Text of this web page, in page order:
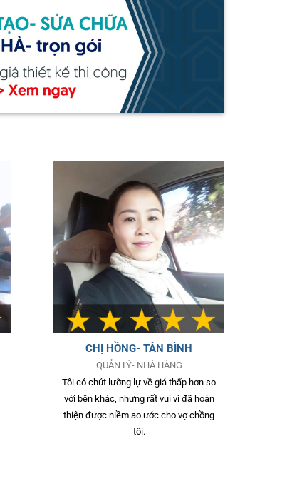
CHỊ HỒNG- TÂN BÌNH
QUẢN LÝ- NHÀ HÀNG
Tôi có chút lưỡng lự về giá thấp hơn so
với bên khác, nhưng rất vui vì đã hoàn
thiện được niềm ao ước cho vợ chồng
tôi.